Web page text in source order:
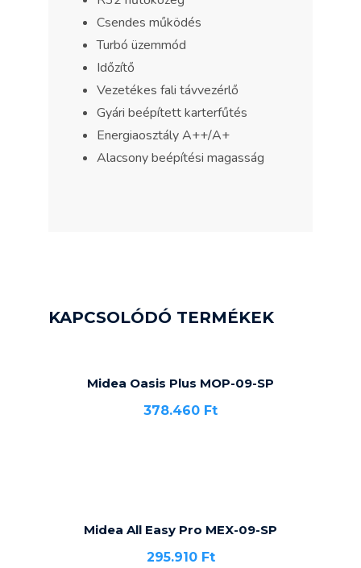
Csendes működés
Turbó üzemmód
Időzítő
Vezetékes fali távvezérlő
Gyári beépített karterfűtés
Energiaosztály A++/A+
Alacsony beépítési magasság
KAPCSOLÓDÓ TERMÉKEK
Midea Oasis Plus MOP-09-SP
378.460 Ft
Midea All Easy Pro MEX-09-SP
295.910 Ft